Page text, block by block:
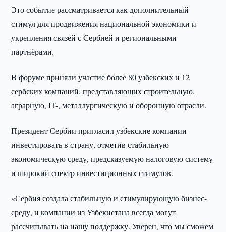
Это событие рассматривается как дополнительный
стимул для продвижения национальной экономики и
укрепления связей с Сербией и региональными
партнёрами.
В форуме приняли участие более 80 узбекских и 12
сербских компаний, представляющих строительную,
аграрную, IT-, металлургическую и оборонную отрасли.
Президент Сербии пригласил узбекские компании
инвестировать в страну, отметив стабильную
экономическую среду, предсказуемую налоговую систему
и широкий спектр инвестиционных стимулов.
«Сербия создала стабильную и стимулирующую бизнес-
среду, и компании из Узбекистана всегда могут
рассчитывать на нашу поддержку. Уверен, что мы сможем